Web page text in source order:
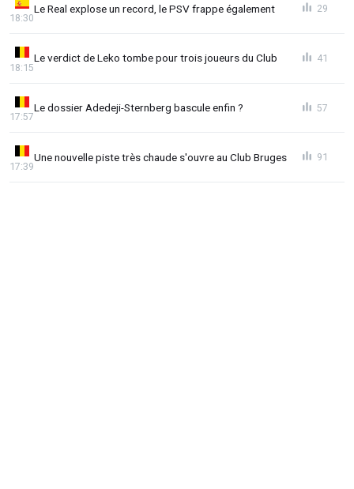
Le Real explose un record, le PSV frappe également
18:30
29
Le verdict de Leko tombe pour trois joueurs du Club
18:15
41
Le dossier Adedeji-Sternberg bascule enfin ?
17:57
57
Une nouvelle piste très chaude s'ouvre au Club Bruges
17:39
91